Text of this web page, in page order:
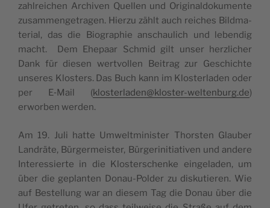
zahl­rei­chen Archi­ven Quel­len und Ori­gi­nal­do­ku­men­te
zusam­men­ge­tra­gen. Hier­zu zählt auch rei­ches Bild­ma­
te­ri­al, das die Bio­gra­phie anschau­lich und leben­dig
macht. Dem Ehe­paar Schmid gilt unser herz­li­cher
Dank für die­sen wert­vol­len Bei­trag zur Geschich­te
unse­res Klos­ters. Das Buch kann im Klos­ter­la­den oder
per E‑Mail (klosterladen@kloster-weltenburg.de)
erwor­ben werden.
Am 19. Juli hat­te Umwelt­mi­nis­ter Thors­ten Glau­ber
Land­rä­te, Bür­ger­meis­ter, Bür­ger­initia­ti­ven und ande­re
Inter­es­sier­te in die Klos­ter­schen­ke ein­ge­la­den, um
über die geplan­ten Donau-Pol­der zu dis­ku­tie­ren. Wie
auf Bestel­lung war an die­sem Tag die Donau über die